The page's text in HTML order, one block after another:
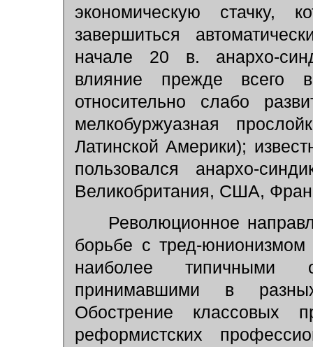
экономическую
завершиться
начале 20 в. анархо-
влияние прежде всего
относительно слабо
мелкобуржуазная
Латинской Америки);
пользовался анархо-
Великобритания, США,
Революционное
борьбе с тред-
наиболее типичными
принимавшими в
Обострение классовых
реформистских